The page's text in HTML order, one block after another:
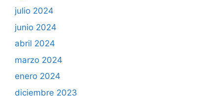
julio 2024
junio 2024
abril 2024
marzo 2024
enero 2024
diciembre 2023